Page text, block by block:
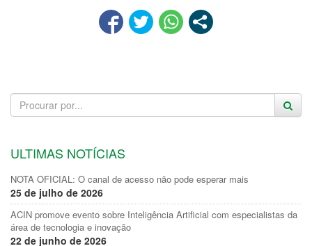
ULTIMAS NOTÍCIAS
NOTA OFICIAL: O canal de acesso não pode esperar mais
25 de julho de 2026
ACIN promove evento sobre Inteligência Artificial com especialistas da
área de tecnologia e inovação
22 de junho de 2026